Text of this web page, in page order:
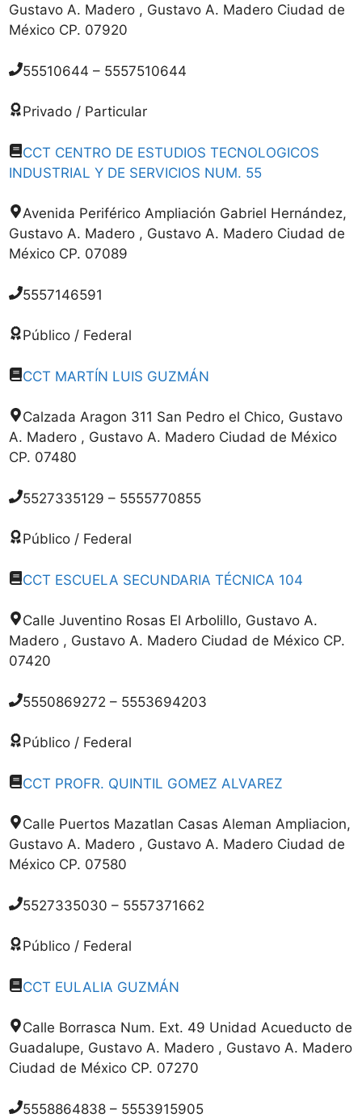
Gustavo A. Madero , Gustavo A. Madero Ciudad de
México CP. 07920
55510644 – 5557510644
Privado / Particular
CCT CENTRO DE ESTUDIOS TECNOLOGICOS
INDUSTRIAL Y DE SERVICIOS NUM. 55
Avenida Periférico Ampliación Gabriel Hernández,
Gustavo A. Madero , Gustavo A. Madero Ciudad de
México CP. 07089
5557146591
Público / Federal
CCT MARTÍN LUIS GUZMÁN
Calzada Aragon 311 San Pedro el Chico, Gustavo
A. Madero , Gustavo A. Madero Ciudad de México
CP. 07480
5527335129 – 5555770855
Público / Federal
CCT ESCUELA SECUNDARIA TÉCNICA 104
Calle Juventino Rosas El Arbolillo, Gustavo A.
Madero , Gustavo A. Madero Ciudad de México CP.
07420
5550869272 – 5553694203
Público / Federal
CCT PROFR. QUINTIL GOMEZ ALVAREZ
Calle Puertos Mazatlan Casas Aleman Ampliacion,
Gustavo A. Madero , Gustavo A. Madero Ciudad de
México CP. 07580
5527335030 – 5557371662
Público / Federal
CCT EULALIA GUZMÁN
Calle Borrasca Num. Ext. 49 Unidad Acueducto de
Guadalupe, Gustavo A. Madero , Gustavo A. Madero
Ciudad de México CP. 07270
5558864838 – 5553915905